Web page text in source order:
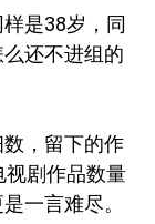
是38岁，同
还不进组的
，留下的作
视剧作品数量
一言难尽。